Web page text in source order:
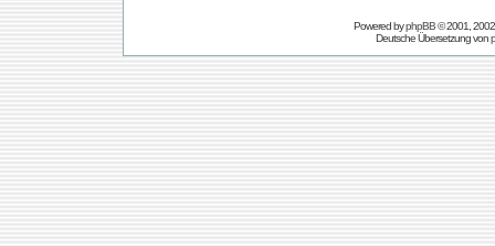
Powered byphpBB© 2001,
Deutsche Übersetzung von